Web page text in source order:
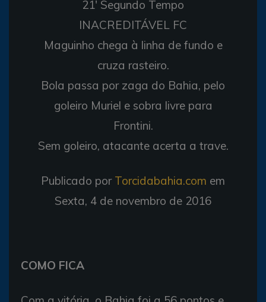
21' Segundo Tempo
INACREDITÁVEL FC
Maguinho chega à linha de fundo e
cruza rasteiro.
Bola passa por zaga do Bahia, pelo
goleiro Muriel e sobra livre para
Frontini.
Sem goleiro, atacante acerta a trave.
Publicado por Torcidabahia.com em
Sexta, 4 de novembro de 2016
COMO FICA